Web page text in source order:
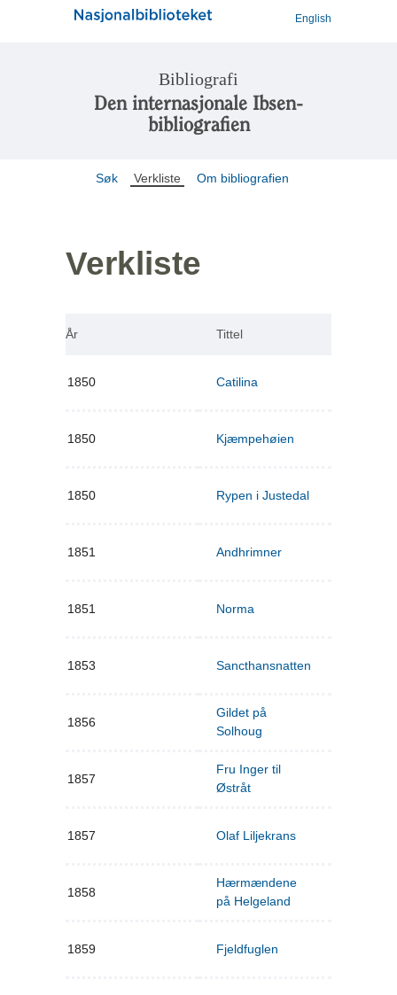
English
Bibliografi
Den internasjonale Ibsen-
bibliografien
Søk Verkliste Om bibliografien
Verkliste
År Tittel
1850 Catilina
1850 Kjæmpehøien
1850 Rypen i Justedal
1851 Andhrimner
1851 Norma
1853 Sancthansnatten
1856
Gildet på
Solhoug
1857
Fru Inger til
Østråt
1857 Olaf Liljekrans
1858
Hærmændene
på Helgeland
1859 Fjeldfuglen